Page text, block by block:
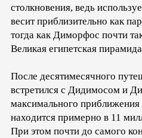
столкновения, ведь
весит приблизительно как
тогда как Диморфос почти
Великая египетская
После десятимесячного
встретился с Дидимосом и
максимального приближения
находится примерно в 11
При этом почти до самого